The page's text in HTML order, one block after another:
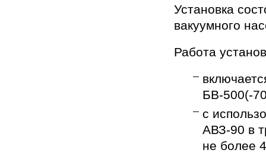
Установка
вакуумного
Работа
БВ-500(-
с
АВЗ-90 в
не более